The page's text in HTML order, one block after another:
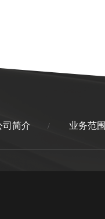
司简介 / 业务范围